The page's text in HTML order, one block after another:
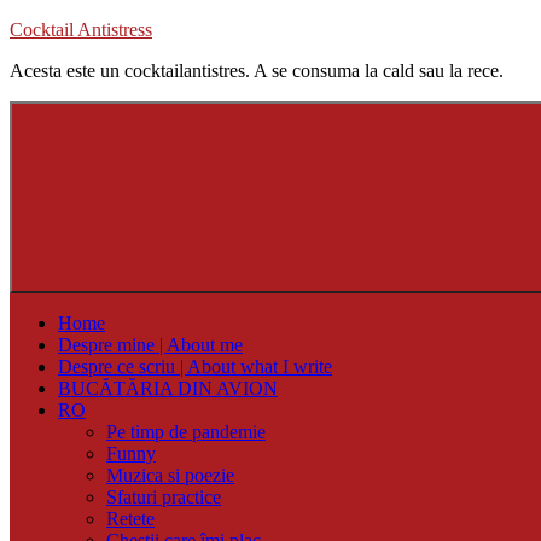
Skip
content
Cocktail Antistress
Acesta este un cocktailantistres. A se consuma la cald sau la rece.
Home
Despre mine | About me
Despre ce scriu | About what I write
BUCĂTĂRIA DIN AVION
RO
Pe timp de pandemie
Funny
Muzica si poezie
Sfaturi practice
Retete